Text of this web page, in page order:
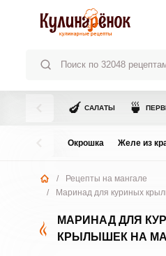
🍆 САЛАТЫ 🍵
Окрошка Желе из
/
Рецепты на мангале
/
Маринад для куриных
МАРИНАД ДЛЯ
КРЫЛЫШЕК НА